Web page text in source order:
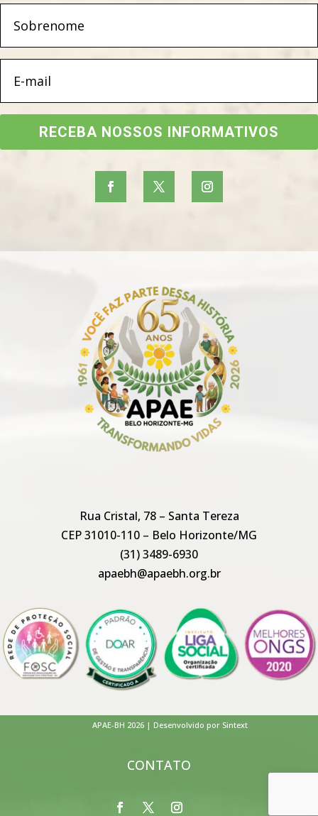
RECEBA NOSSOS INFORMATIVOS
Rua Cristal, 78 – Santa Tereza
CEP 31010-110 – Belo Horizonte/MG
(31) 3489-6930
apaebh@apaebh.org.br
APAE-BH 2026 | Desenvolvido por Sintext
CONTATO